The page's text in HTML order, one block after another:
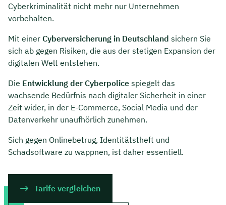
Über Uns
Kontakt
Cyberkriminalität nicht mehr nur Unternehmen
vorbehalten.
Mit einer Cyberversicherung in Deutschland sichern Sie
sich ab gegen Risiken, die aus der stetigen Expansion der
digitalen Welt entstehen.
Die Entwicklung der Cyberpolice spiegelt das
wachsende Bedürfnis nach digitaler Sicherheit in einer
Zeit wider, in der E-Commerce, Social Media und der
Datenverkehr unaufhörlich zunehmen.
Sich gegen Onlinebetrug, Identitätstheft und
Schadsoftware zu wappnen, ist daher essentiell.
Tarife vergleichen